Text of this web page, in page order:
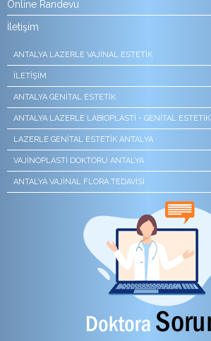
Online Randevu
İletişim
ANTALYA LAZERLE VAJINAL ESTETIK
İLETIŞIM
ANTALYA GENITAL ESTETIK
ANTALYA LAZERLE LABIOPLASTI - GENITAL ESTETIK
LAZERLE GENITAL ESTETIK ANTALYA
VAJİNOPLASTİ DOKTORU ANTALYA
ANTALYA VAJINAL FLORA TEDAVISI